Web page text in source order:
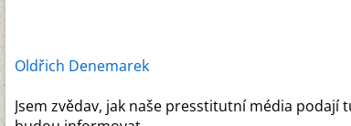
Oldřich Denemarek
Jsem zvědav, jak naše presstitutní média podají